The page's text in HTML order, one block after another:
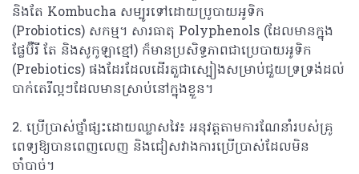
និងតែ Kombucha សម្បូរទៅដោយប្រូបាយអូទិក
(Probiotics) សកម្ម។ សារធាតុ Polyphenols (ដែលមានក្នុង
ផ្លែប៊ឺរី តែ និងសូកូឡាខ្មៅ) ក៏មានប្រសិទ្ធភាពជាប្រេបាយអូទិក
(Prebiotics) ផងដែរដែលដើរតួជាស្បៀងសម្រាប់ជួយទ្រទ្រង់ដល់
បាក់តេរីល្អៗដែលមានស្រាប់នៅក្នុងខ្លួន។
2. ប្រើប្រាស់ថ្នាំផ្សះដោយឈ្លាសវៃ៖ អនុវត្តតាមការណែនាំរបស់គ្រូ
ពេទ្យឱ្យបានពេញលេញ និងជៀសវាងការប្រើប្រាស់ដែលមិន
ចាំបាច់។